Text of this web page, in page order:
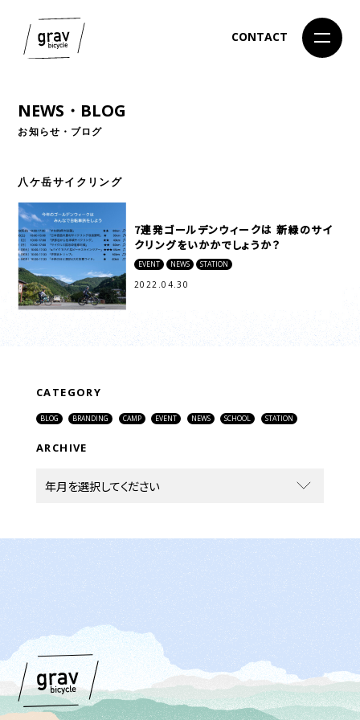
CONTACT
NEWS・BLOG
お知らせ・ブログ
八ケ岳サイクリング
7連発ゴールデンウィークは 新緑のサイ
クリングをいかかでしょうか？
EVENT NEWS STATION
2022.04.30
CATEGORY
BLOG BRANDING CAMP EVENT NEWS SCHOOL STATION
ARCHIVE